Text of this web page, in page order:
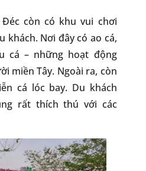
còn có khu vui chơi
khách. Nơi đây có ao cá,
cá – những hoạt động
miền Tây. Ngoài ra, còn
cá lóc bay. Du khách
rất thích thú với các